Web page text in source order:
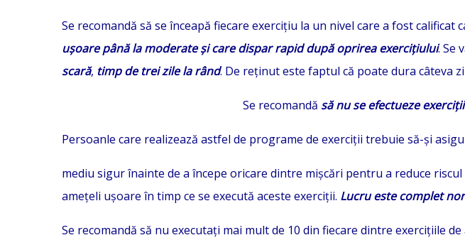
Se recomandă să se înceapă fiecare exercițiu la un nivel care a fost calificat
ușoare până la moderate și care dispar rapid după oprirea exercițiului. Se
scară, timp de trei zile la rând. De reținut este faptul că poate dura câteva
Se recomandă să nu se efectueze exerciții
Persoanle care realizează astfel de programe de exerciții trebuie să-și
mediu sigur înainte de a începe oricare dintre mișcări pentru a reduce
amețeli ușoare în timp ce se execută aceste exerciții. Lucru este complet
Se recomandă să nu executați mai mult de 10 din fiecare dintre exercițiile